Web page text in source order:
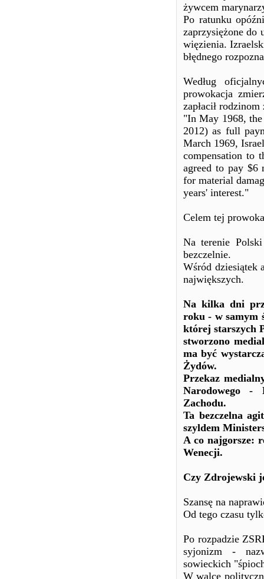
żywcem
Po ratunku
zaprzysiężone do
więzienia.
błędnego
Według
prowokacja
zapłacił
"In May 1968,
2012) as full
March 1969,
compensation to
agreed to pay
for material
years' interest."
Celem tej
Na terenie
bezczelnie.
Wśród dziesiątek
największych.
Na kilka dni
roku - w samym
której starszych
stworzono
ma być
Żydów.
Przekaz
Narodowego -
Zachodu.
Ta bezczelna
szyldem
A co najgorsze:
Wenecji.
Czy Zdrojewski
Szansę na
Od tego czasu
Po rozpadzie
syjonizm -
sowieckich
W walce